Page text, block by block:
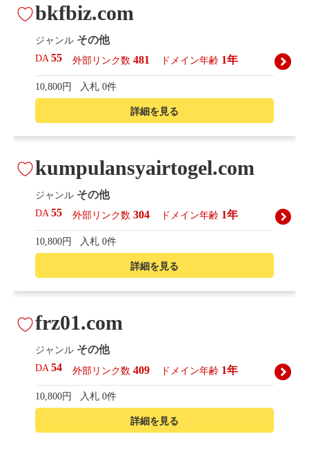
詳細を見る
bkfbiz.com
ジャンル その他
DA55 外部リンク数 481 ドメイン年齢 1年
10,800円 入札 0件
詳細を見る
kumpulansyairtogel.com
ジャンル その他
DA55 外部リンク数 304 ドメイン年齢 1年
10,800円 入札 0件
詳細を見る
frz01.com
ジャンル その他
DA54 外部リンク数 409 ドメイン年齢 1年
10,800円 入札 0件